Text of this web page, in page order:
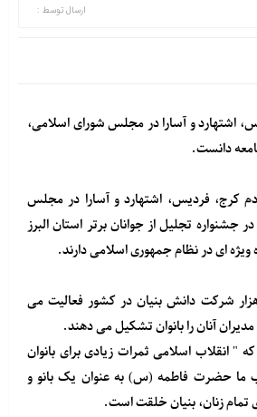
ارسال توسط :
اشتهارد و آسارا در مجلس شورای اسلامی،
دانست.
کرج، فردیس، اشتهارد و آسارا در مجلس
جشنواره تجلیل از جوانان برتر استان البرز
ویژه ای در نظام جمهوری اسلامی دارند.
افزود: هم اکنون ۶ هزار شرکت دانش بنیان در کشور فعالیت می
آنان را بانوان تشکیل می دهند.
" انقلاب اسلامی ثمرات زیادی برای بانوان
حضرت فاطمه (س) به عنوان یک بانو و
تمام زنان، بنیان خلقت است.